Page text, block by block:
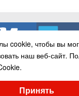
cookie, чтобы вы
наш веб-сайт.
Принять